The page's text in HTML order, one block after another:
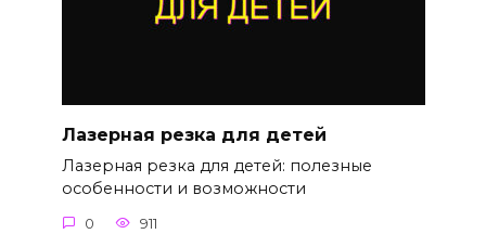
Лазерная резка для детей
Лазерная резка для детей: полезные
особенности и возможности
0 911